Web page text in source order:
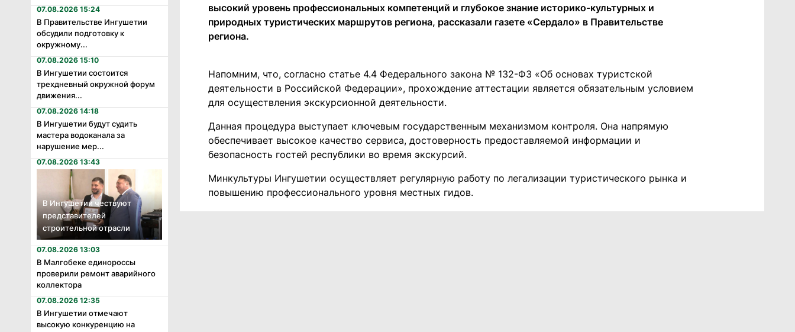
07.08.2026 15:24
В Правительстве Ингушетии
обсудили подготовку к
окружному...
07.08.2026 15:10
В Ингушетии состоится
трехдневный окружной форум
движения...
07.08.2026 14:18
В Ингушетии будут судить
мастера водоканала за
нарушение мер...
07.08.2026 13:43
В Ингушетии чествуют
представителей
строительной отрасли
07.08.2026 13:03
В Малгобеке единороссы
проверили ремонт аварийного
коллектора
07.08.2026 12:35
В Ингушетии отмечают
высокую конкуренцию на
высокий уровень профессиональных компетенций и глубокое знание историко-культурных и
природных туристических маршрутов региона, рассказали газете «Сердало» в Правительстве
региона.
Напомним, что, согласно статье 4.4 Федерального закона № 132-ФЗ «Об основах туристской
деятельности в Российской Федерации», прохождение аттестации является обязательным условием
для осуществления экскурсионной деятельности.
Данная процедура выступает ключевым государственным механизмом контроля. Она напрямую
обеспечивает высокое качество сервиса, достоверность предоставляемой информации и
безопасность гостей республики во время экскурсий.
Минкультуры Ингушетии осуществляет регулярную работу по легализации туристического рынка и
повышению профессионального уровня местных гидов.